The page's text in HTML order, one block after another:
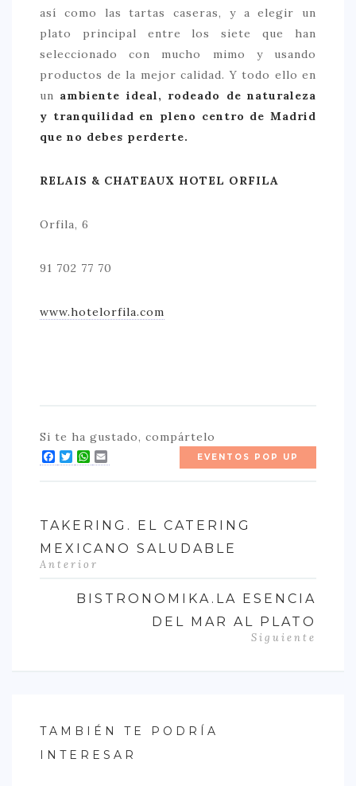
así como las tartas caseras, y a elegir un
plato principal entre los siete que han
seleccionado con mucho mimo y usando
productos de la mejor calidad. Y todo ello en
un ambiente ideal, rodeado de naturaleza
y tranquilidad en pleno centro de Madrid
que no debes perderte.
RELAIS & CHATEAUX HOTEL ORFILA
Orfila, 6
91 702 77 70
www.hotelorfila.com
Si te ha gustado, compártelo
Facebook
TwitterWhatsApp EVENTOS POP UP
TAKERING. EL CATERING
MEXICANO SALUDABLE
Anterior
BISTRONOMIKA.LA ESENCIA
DEL MAR AL PLATO
Siguiente
TAMBIÉN TE PODRÍA
INTERESAR